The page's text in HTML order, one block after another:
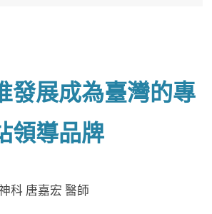
發展成為臺灣的專
領導品牌
科 唐嘉宏 醫師